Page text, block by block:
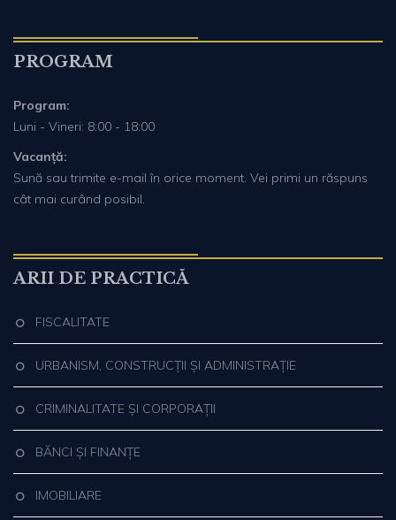
PROGRAM
Program:
Luni - Vineri: 8:00 - 18:00
Vacanță:
Sună sau trimite e-mail în orice moment. Vei primi un răspuns
cât mai curând posibil.
ARII DE PRACTICĂ
FISCALITATE
URBANISM, CONSTRUCȚII ȘI ADMINISTRAȚIE
CRIMINALITATE ȘI CORPORAȚII
BĂNCI ȘI FINANȚE
IMOBILIARE